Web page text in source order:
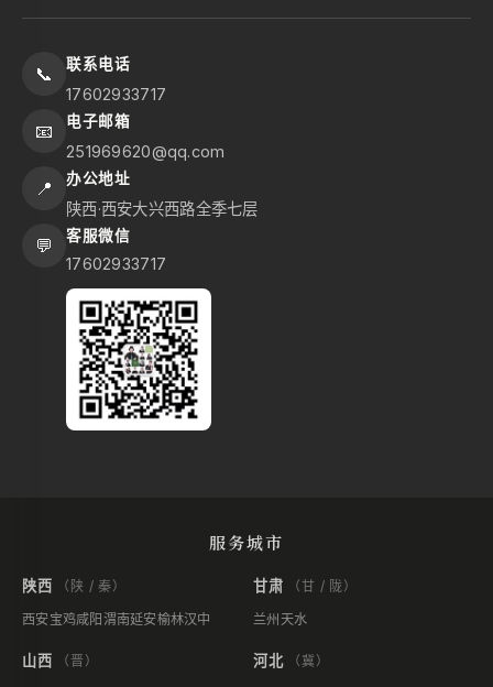
📞 联系电话
17602933717
📧 电子邮箱
251969620@qq.com
📍 办公地址
陕西·西安大兴西路全季七层
💬 客服微信
17602933717
服务城市
陕西
（陕 / 秦）
西安宝鸡咸阳 渭南延安榆林汉中
甘肃
（甘 / 陇）
兰州 天水
山西
（晋）
河北
（冀）